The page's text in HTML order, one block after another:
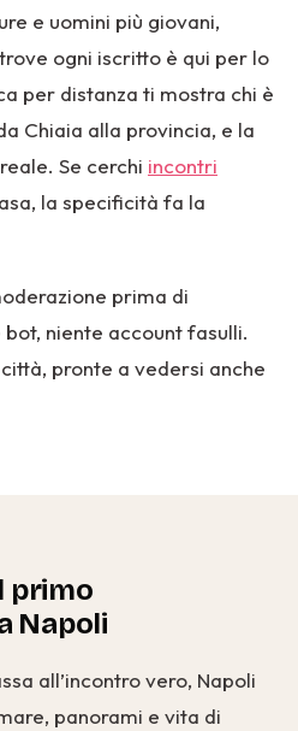
e uomini più giovani,
ogni iscritto è qui per lo
per distanza ti mostra chi è
Chiaia alla provincia, e la
Se cerchi incontri
la specificità fa la
prima di
niente account fasulli.
pronte a vedersi anche
primo
Napoli
all’incontro vero, Napoli
panorami e vita di